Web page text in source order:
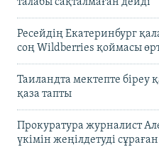
талабы сақталмаған дейді
Ресейдің Екатеринбург
соң Wildberries қоймасы
Таиландта мектепте біреу
қаза тапты
Прокуратура журналист
үкімін жеңілдетуді сұраған